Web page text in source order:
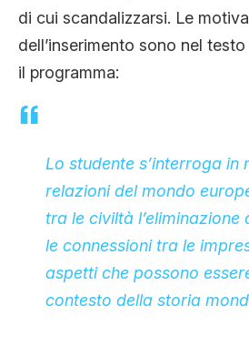
di cui scandalizzarsi. Le
dell’inserimento sono nel
il programma:
Lo studente s’interroga in
relazioni del mondo
tra le civiltà l’eliminazione
le connessioni tra le
aspetti che possono
contesto della storia